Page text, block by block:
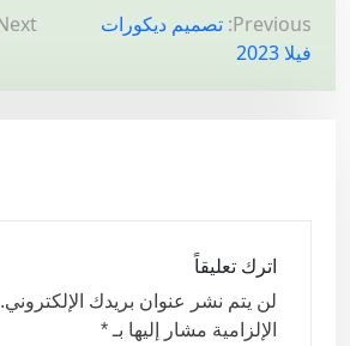
ت
ص
فّ
Previous: تصميم ديكورات
فيلا 2023
اترك تعليقاً
لن يتم نشر عنوان بريدك الإلكتروني.
الإلزامية مشار إليها بـ *